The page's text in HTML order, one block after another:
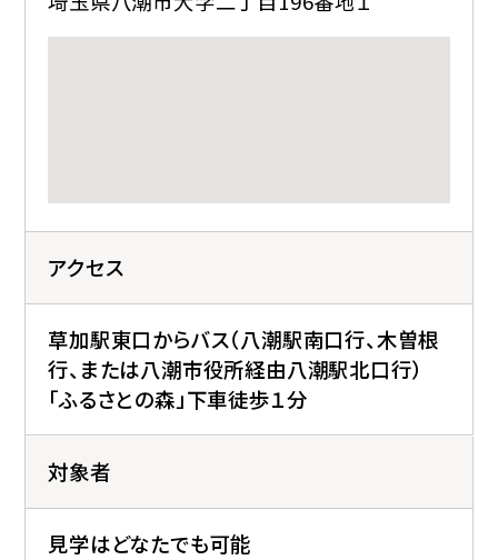
アクセス
草加駅東口からバス（八潮駅南口行、木曽根
行、または八潮市役所経由八潮駅北口行）
「ふるさとの森」下車徒歩１分
対象者
見学はどなたでも可能